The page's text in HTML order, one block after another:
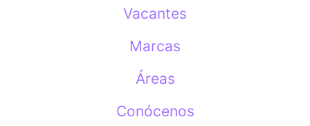
Vacantes
Marcas
Áreas
Conócenos